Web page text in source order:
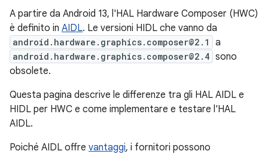
A partire da Android 13, l'HAL Hardware Composer (HWC)
è definito in AIDL. Le versioni HIDL che vanno da
android.hardware.graphics.composer@2.1 a
android.hardware.graphics.composer@2.4 sono
obsolete.
Questa pagina descrive le differenze tra gli HAL AIDL e
HIDL per HWC e come implementare e testare l'HAL
AIDL.
Poiché AIDL offre vantaggi, i fornitori possono